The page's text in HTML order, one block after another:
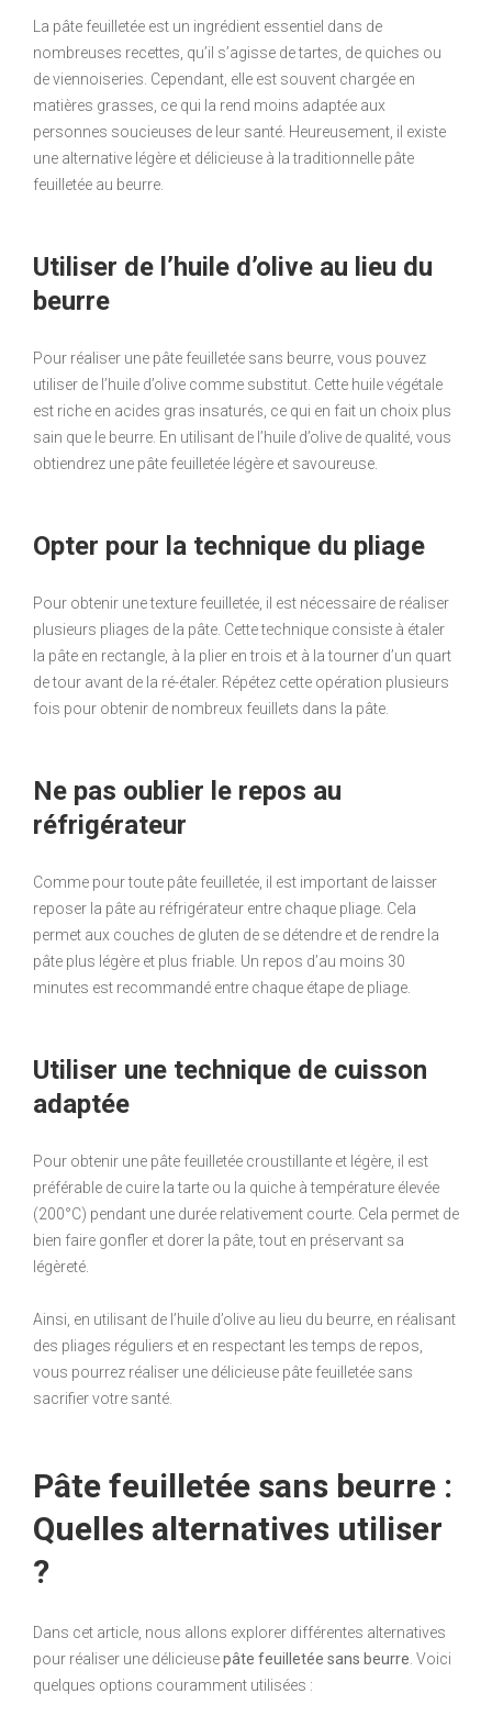
La pâte feuilletée est un ingrédient essentiel dans de
nombreuses recettes, qu’il s’agisse de tartes, de quiches ou
de viennoiseries. Cependant, elle est souvent chargée en
matières grasses, ce qui la rend moins adaptée aux
personnes soucieuses de leur santé. Heureusement, il existe
une alternative légère et délicieuse à la traditionnelle pâte
feuilletée au beurre.
Utiliser de l’huile d’olive au lieu du
beurre
Pour réaliser une pâte feuilletée sans beurre, vous pouvez
utiliser de l’huile d’olive comme substitut. Cette huile végétale
est riche en acides gras insaturés, ce qui en fait un choix plus
sain que le beurre. En utilisant de l’huile d’olive de qualité, vous
obtiendrez une pâte feuilletée légère et savoureuse.
Opter pour la technique du pliage
Pour obtenir une texture feuilletée, il est nécessaire de réaliser
plusieurs pliages de la pâte. Cette technique consiste à étaler
la pâte en rectangle, à la plier en trois et à la tourner d’un quart
de tour avant de la ré-étaler. Répétez cette opération plusieurs
fois pour obtenir de nombreux feuillets dans la pâte.
Ne pas oublier le repos au
réfrigérateur
Comme pour toute pâte feuilletée, il est important de laisser
reposer la pâte au réfrigérateur entre chaque pliage. Cela
permet aux couches de gluten de se détendre et de rendre la
pâte plus légère et plus friable. Un repos d’au moins 30
minutes est recommandé entre chaque étape de pliage.
Utiliser une technique de cuisson
adaptée
Pour obtenir une pâte feuilletée croustillante et légère, il est
préférable de cuire la tarte ou la quiche à température élevée
(200°C) pendant une durée relativement courte. Cela permet de
bien faire gonfler et dorer la pâte, tout en préservant sa
légèreté.
Ainsi, en utilisant de l’huile d’olive au lieu du beurre, en réalisant
des pliages réguliers et en respectant les temps de repos,
vous pourrez réaliser une délicieuse pâte feuilletée sans
sacrifier votre santé.
Pâte feuilletée sans beurre :
Quelles alternatives utiliser
?
Dans cet article, nous allons explorer différentes alternatives
pour réaliser une délicieusepâte feuilletée sans beurre . Voici
quelques options couramment utilisées :